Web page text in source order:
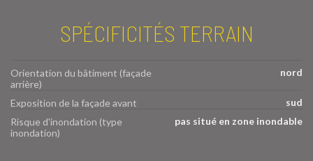
SPÉCIFICITÉS TERRAIN
Orientation du bâtiment (façade
arrière)
nord
Exposition de la façade avant
sud
Risque d'inondation (type
inondation)
pas situé en zone inondable